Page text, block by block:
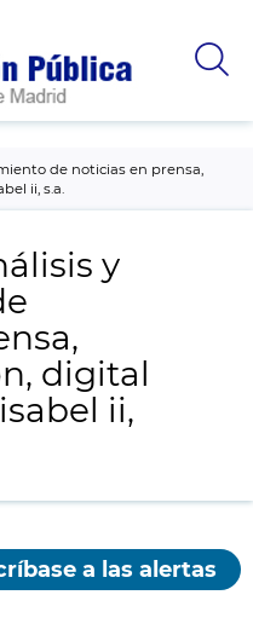
de noticias en prensa,
ii, s.a.
y
digital
ii,
a las alertas